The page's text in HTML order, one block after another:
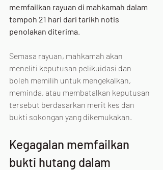
memfailkan rayuan di mahkamah dalam
tempoh 21 hari dari tarikh notis
penolakan diterima.
Semasa rayuan, mahkamah akan
meneliti keputusan pelikuidasi dan
boleh memilih untuk mengekalkan,
meminda, atau membatalkan keputusan
tersebut berdasarkan merit kes dan
bukti sokongan yang dikemukakan.
Kegagalan memfailkan
bukti hutang dalam